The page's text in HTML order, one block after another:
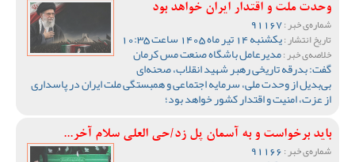
وحدت ملت و اقتدار ایران خواهد بود
شماره‌ی خبر :
تاریخ انتشار :یکشنبه 14 تیر ماه 1405 ساعت 10:35
خلاصه‌ی خبر :مدیرعامل باشگاه صنعت مس کرمان
گفت: بدرقه تاریخی رهبر شهید انقلاب، صحنه‌ای
بی‌بدیل از وحدت ملی، سرمایه اجتماعی و همبستگی ملت ایران در پاسداری
از عزت، امنیت و اقتدار کشور خواهد بود؛
باید برخواست و به آسمان پل زد/حی العلی سلام آخر...
شماره‌ی خبر :